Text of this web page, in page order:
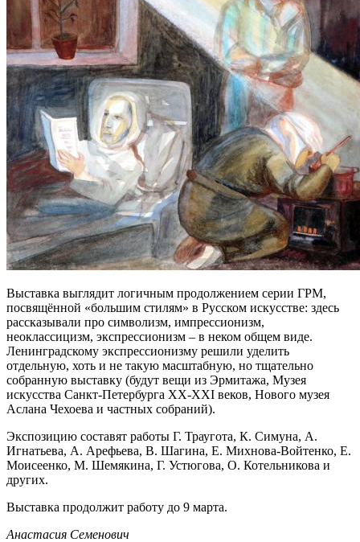
Выставка выглядит логичным продолжением серии ГРМ,
посвящённой «большим стилям» в Русском искусстве: здесь
рассказывали про символизм, импрессионизм,
неоклассицизм, экспрессионизм – в неком общем виде.
Ленинградскому экспрессионизму решили уделить
отдельную, хоть и не такую масштабную, но тщательно
собранную выставку (будут вещи из Эрмитажа, Музея
искусства Санкт-Петербурга XX-XXI веков, Нового музея
Аслана Чехоева и частных собраний).
Экспозицию составят работы Г. Траугота, К. Симуна, А.
Игнатьева, А. Арефьева, В. Шагина, Е. Михнова-Войтенко, Е.
Моисеенко, М. Шемякина, Г. Устюгова, О. Котельникова и
других.
Выставка продолжит работу до 9 марта.
Анастасия Семенович